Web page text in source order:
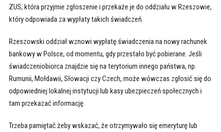
ZUS, która przyjmie zgłoszenie i przekaże je do oddziału w Rzeszowie,
który odpowiada za wypłaty takich świadczeń.
Rzeszowski oddział wznowi wypłatę świadczenia na nowy rachunek
bankowy w Polsce, od momentu, gdy przestało być pobierane. Jeśli
świadczeniobiorca znajdzie się na terytorium innego państwa, np.
Rumunii, Mołdawii, Słowacji czy Czech, może wówczas zgłosić się do
odpowiedniej lokalnej instytucji lub kasy ubezpieczeń społecznych i
tam przekazać informację.
Trzeba pamiętać żeby wskazać, że otrzymywało się emeryturę lub